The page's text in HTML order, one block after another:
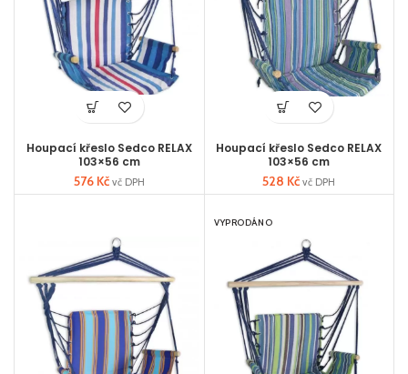
Houpací křeslo Sedco RELAX
103×56 cm
576 Kč vč DPH
Houpací křeslo Sedco RELAX
103×56 cm
528 Kč vč DPH
VYPRODÁNO